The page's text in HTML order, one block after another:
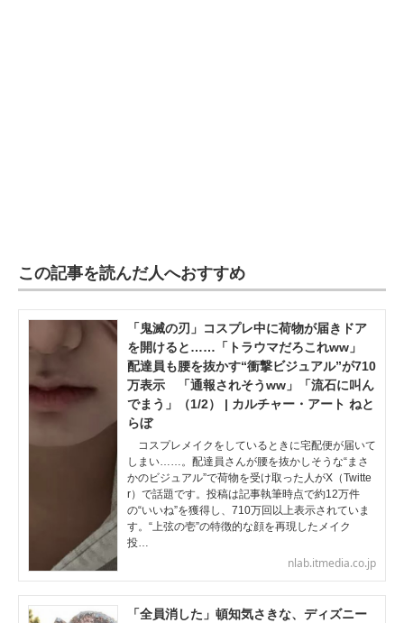
この記事を読んだ人へおすすめ
「鬼滅の刃」コスプレ中に荷物が届きドア
を開けると……「トラウマだろこれww」
配達員も腰を抜かす“衝撃ビジュアル”が710
万表示 「通報されそうww」「流石に叫ん
でまう」（1/2） | カルチャー・アート ねと
らぼ
コスプレメイクをしているときに宅配便が届いて
しまい……。配達員さんが腰を抜かしそうな“まさ
かのビジュアル”で荷物を受け取った人がX（Twitte
r）で話題です。投稿は記事執筆時点で約12万件
の“いいね”を獲得し、710万回以上表示されていま
す。“上弦の壱”の特徴的な顔を再現したメイク
投…
nlab.itmedia.co.jp
「全員消した」頓知気さきな、ディズニー